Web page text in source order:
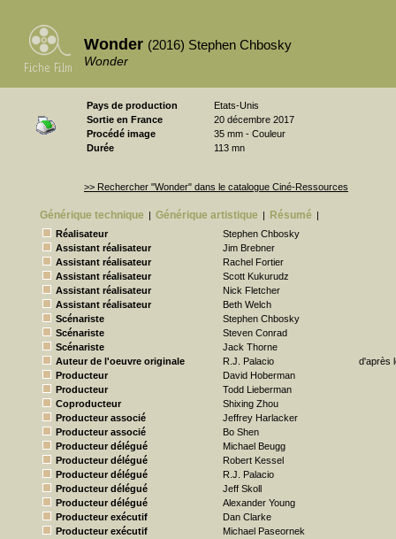
Wonder (2016) Stephen Chbosky
Wonder
Pays de production
Etats-Unis
Sortie en France
20 décembre 2017
Procédé image
35 mm - Couleur
Durée
113 mn
>> Rechercher "Wonder" dans le catalogue Ciné-Ressources
Générique technique | Générique artistique | Résumé |
Réalisateur
Stephen Chbosky
Assistant réalisateur
Jim Brebner
Assistant réalisateur
Rachel Fortier
Assistant réalisateur
Scott Kukurudz
Assistant réalisateur
Nick Fletcher
Assistant réalisateur
Beth Welch
Scénariste
Stephen Chbosky
Scénariste
Steven Conrad
Scénariste
Jack Thorne
Auteur de l'oeuvre originale
R.J. Palacio
d'après
Producteur
David Hoberman
Producteur
Todd Lieberman
Coproducteur
Shixing Zhou
Producteur associé
Jeffrey Harlacker
Producteur associé
Bo Shen
Producteur délégué
Michael Beugg
Producteur délégué
Robert Kessel
Producteur délégué
R.J. Palacio
Producteur délégué
Jeff Skoll
Producteur délégué
Alexander Young
Producteur exécutif
Dan Clarke
Producteur exécutif
Michael Paseornek